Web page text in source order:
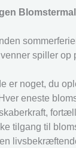
spiller
noget, du
eneste
tilgang til